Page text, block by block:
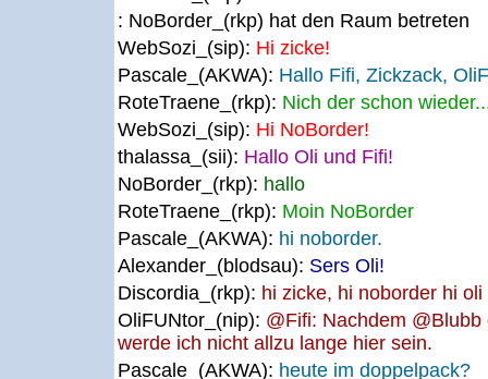
: NoBorder_(rkp) hat den Raum betreten
WebSozi_(sip): Hi zicke!
Pascale_(AKWA): Hallo Fifi, Zickzack,
RoteTraene_(rkp): Nich der schon
WebSozi_(sip): Hi NoBorder!
thalassa_(sii): Hallo Oli und Fifi!
NoBorder_(rkp): hallo
RoteTraene_(rkp): Moin NoBorder
Pascale_(AKWA): hi noborder.
Alexander_(blodsau): Sers Oli!
Discordia_(rkp): hi zicke, hi noborder hi oli
OliFUNtor_(nip): @Fifi: Nachdem
werde ich nicht allzu lange hier sein.
Pascale_(AKWA): heute im doppelpack?